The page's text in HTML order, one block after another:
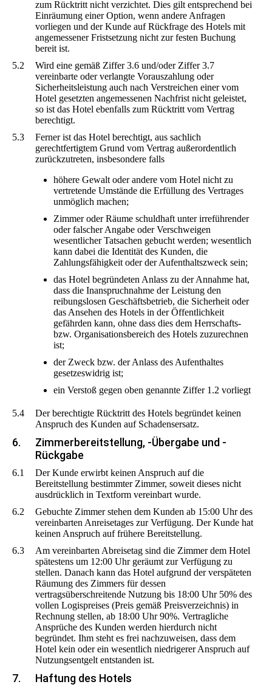
zum Rücktritt nicht verzichtet. Dies gilt entsprechend bei
Einräumung einer Option, wenn andere Anfragen
vorliegen und der Kunde auf Rückfrage des Hotels mit
angemessener Fristsetzung nicht zur festen Buchung
bereit ist.
5.2
Wird eine gemäß Ziffer 3.6 und/oder Ziffer 3.7
vereinbarte oder verlangte Vorauszahlung oder
Sicherheitsleistung auch nach Verstreichen einer vom
Hotel gesetzten angemessenen Nachfrist nicht geleistet,
so ist das Hotel ebenfalls zum Rücktritt vom Vertrag
berechtigt.
5.3
Ferner ist das Hotel berechtigt, aus sachlich
gerechtfertigtem Grund vom Vertrag außerordentlich
zurückzutreten, insbesondere falls
höhere Gewalt oder andere vom Hotel nicht zu
vertretende Umstände die Erfüllung des Vertrages
unmöglich machen;
Zimmer oder Räume schuldhaft unter irreführender
oder falscher Angabe oder Verschweigen
wesentlicher Tatsachen gebucht werden; wesentlich
kann dabei die Identität des Kunden, die
Zahlungsfähigkeit oder der Aufenthaltszweck sein;
das Hotel begründeten Anlass zu der Annahme hat,
dass die Inanspruchnahme der Leistung den
reibungslosen Geschäftsbetrieb, die Sicherheit oder
das Ansehen des Hotels in der Öffentlichkeit
gefährden kann, ohne dass dies dem Herrschafts-
bzw. Organisationsbereich des Hotels zuzurechnen
ist;
der Zweck bzw. der Anlass des Aufenthaltes
gesetzeswidrig ist;
ein Verstoß gegen oben genannte Ziffer 1.2 vorliegt
5.4
Der berechtigte Rücktritt des Hotels begründet keinen
Anspruch des Kunden auf Schadensersatz.
6.
Zimmerbereitstellung, -Übergabe und -
Rückgabe
6.1
Der Kunde erwirbt keinen Anspruch auf die
Bereitstellung bestimmter Zimmer, soweit dieses nicht
ausdrücklich in Textform vereinbart wurde.
6.2
Gebuchte Zimmer stehen dem Kunden ab 15:00 Uhr des
vereinbarten Anreisetages zur Verfügung. Der Kunde hat
keinen Anspruch auf frühere Bereitstellung.
6.3
Am vereinbarten Abreisetag sind die Zimmer dem Hotel
spätestens um 12:00 Uhr geräumt zur Verfügung zu
stellen. Danach kann das Hotel aufgrund der verspäteten
Räumung des Zimmers für dessen
vertragsüberschreitende Nutzung bis 18:00 Uhr 50% des
vollen Logispreises (Preis gemäß Preisverzeichnis) in
Rechnung stellen, ab 18:00 Uhr 90%. Vertragliche
Ansprüche des Kunden werden hierdurch nicht
begründet. Ihm steht es frei nachzuweisen, dass dem
Hotel kein oder ein wesentlich niedrigerer Anspruch auf
Nutzungsentgelt entstanden ist.
7. Haftung des Hotels